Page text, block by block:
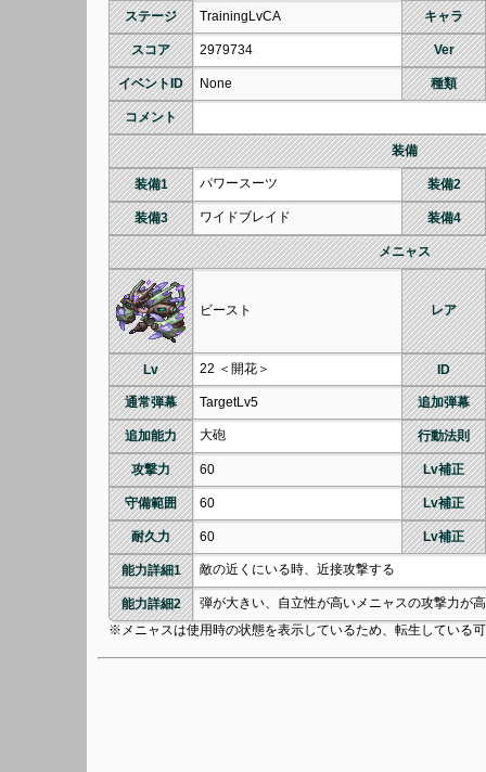
ステージ TrainingLvCA キャラ
スコア 2979734 Ver
イベントID None 種類
コメント
装備
装備1 パワースーツ 装備2
装備3 ワイドブレイド 装備4
メニャス
ビースト レア
Lv 22 ＜開花＞ ID
通常弾幕 TargetLv5 追加弾幕
追加能力 大砲 行動法則
攻撃力 60 Lv補正
守備範囲 60 Lv補正
耐久力 60 Lv補正
能力詳細1 敵の近くにいる時、近接攻撃する
能力詳細2
弾が大きい、自立性が高いメニャスの攻撃力が
※メニャスは使用時の状態を表示しているため、転生している